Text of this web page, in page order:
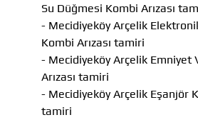
Su Düğmesi Kombi Arızası
- Mecidiyeköy Arçelik
Kombi Arızası tamiri
- Mecidiyeköy Arçelik Emniyet
Arızası tamiri
- Mecidiyeköy Arçelik Eşanjör
tamiri